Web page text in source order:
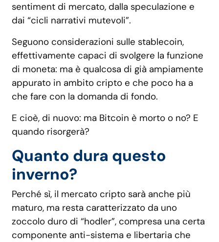
sentiment di mercato, dalla speculazione e
dai “cicli narrativi mutevoli”.
Seguono considerazioni sulle stablecoin,
effettivamente capaci di svolgere la funzione
di moneta: ma è qualcosa di già ampiamente
appurato in ambito cripto e che poco ha a
che fare con la domanda di fondo.
E cioè, di nuovo: ma Bitcoin è morto o no? E
quando risorgerà?
Quanto dura questo
inverno?
Perché sì, il mercato cripto sarà anche più
maturo, ma resta caratterizzato da uno
zoccolo duro di “hodler”, compresa una certa
componente anti-sistema e libertaria che